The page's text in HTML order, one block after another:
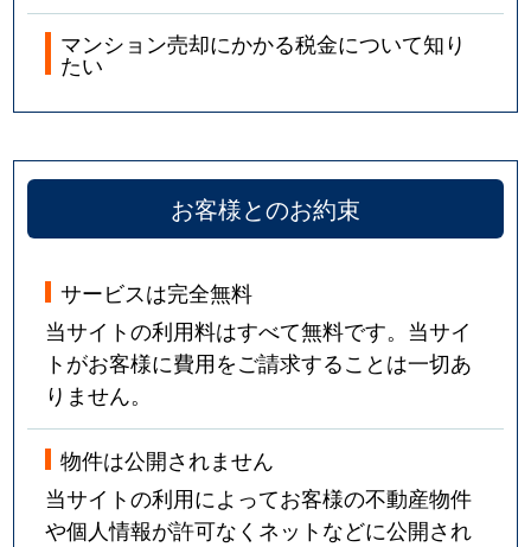
マンション売却にかかる税金について知り
たい
お客様とのお約束
サービスは完全無料
当サイトの利用料はすべて無料です。当サイ
トがお客様に費用をご請求することは一切あ
りません。
物件は公開されません
当サイトの利用によってお客様の不動産物件
や個人情報が許可なくネットなどに公開され